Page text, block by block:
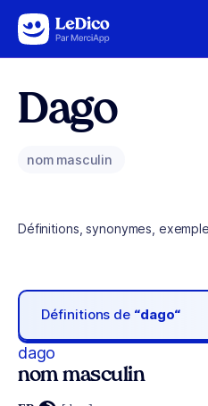
Aller au contenu
Dago
nom masculin
Définitions, synonymes,
Définitions de “dago“
dago
nom masculin